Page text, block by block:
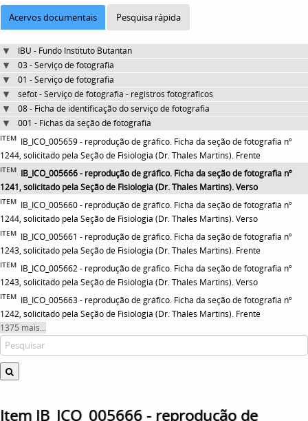
Acervos documentais Pesquisa rápida
IBU - Fundo Instituto Butantan
03 - Serviço de fotografia
01 - Serviço de fotografia
sefot - Serviço de fotografia - registros fotográficos
08 - Ficha de identificação do serviço de fotografia
001 - Fichas da seção de fotografia
ITEM IB_ICO_005659 - reprodução de gráfico. Ficha da seção de fotografia nº
1244, solicitado pela Seção de Fisiologia (Dr. Thales Martins). Frente
ITEM IB_ICO_005666 - reprodução de gráfico. Ficha da seção de fotografia nº
1241, solicitado pela Seção de Fisiologia (Dr. Thales Martins). Verso
ITEM IB_ICO_005660 - reprodução de gráfico. Ficha da seção de fotografia nº
1244, solicitado pela Seção de Fisiologia (Dr. Thales Martins). Verso
ITEM IB_ICO_005661 - reprodução de gráfico. Ficha da seção de fotografia nº
1243, solicitado pela Seção de Fisiologia (Dr. Thales Martins). Frente
ITEM IB_ICO_005662 - reprodução de gráfico. Ficha da seção de fotografia nº
1243, solicitado pela Seção de Fisiologia (Dr. Thales Martins). Verso
ITEM IB_ICO_005663 - reprodução de gráfico. Ficha da seção de fotografia nº
1242, solicitado pela Seção de Fisiologia (Dr. Thales Martins). Frente
1375 mais...
Item IB_ICO_005666 - reprodução de